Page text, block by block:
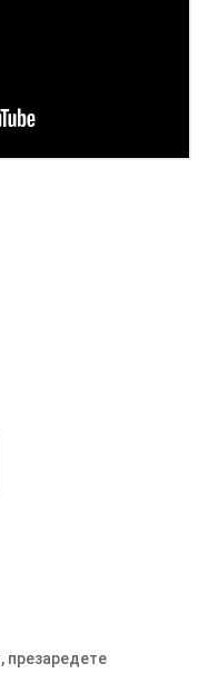
презаредете